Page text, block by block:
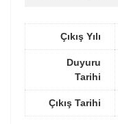
Çıkış Yılı
Duyuru
Tarihi
Çıkış Tarihi